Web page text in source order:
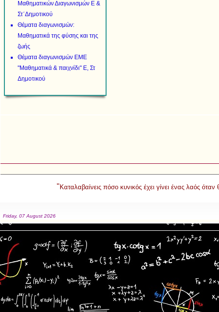
Μαθηματικών Διαγωνισμών Ε &
Στ΄Δημοτικού
Θέματα διαγωνισμών:
Μαθηματικά της φύσης και της
ζωής
Θέματα διαγωνισμών ΕΜΕ
"Μαθηματικά & παιχνίδι" Ε, Στ
Δημοτικού
" Καταλαβαίνεις πόσο κυνικός έχει γίνει ένας λαός
Friday, 07 August 2026